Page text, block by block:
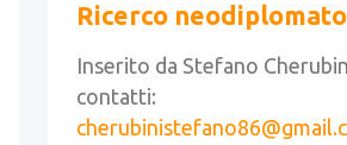
Ricerco neodiplomato
Inserito da Stefano
contatti: